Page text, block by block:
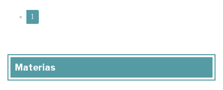
« 1
Materias